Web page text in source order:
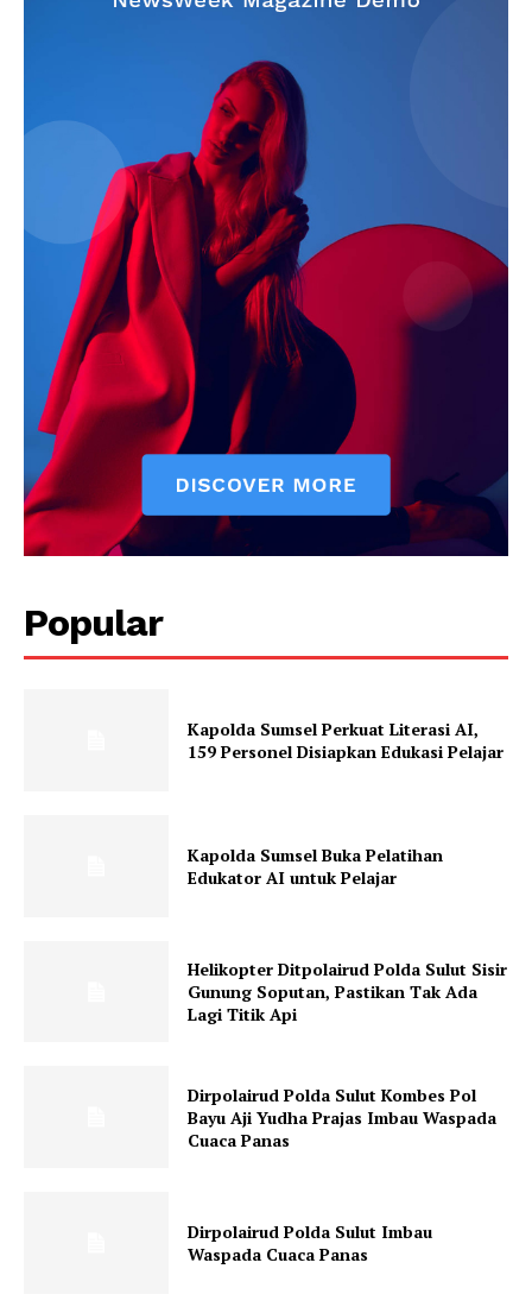
SUBSCRIBE NOW
Company
About
Contact us
Subscription Plans
My account
Popular
Kapolda Sumsel Perkuat Literasi AI,
159 Personel Disiapkan Edukasi Pelajar
Kapolda Sumsel Buka Pelatihan
Edukator AI untuk Pelajar
Helikopter Ditpolairud Polda Sulut Sisir
Gunung Soputan, Pastikan Tak Ada
Lagi Titik Api
Dirpolairud Polda Sulut Kombes Pol
Bayu Aji Yudha Prajas Imbau Waspada
Cuaca Panas
Dirpolairud Polda Sulut Imbau
Waspada Cuaca Panas